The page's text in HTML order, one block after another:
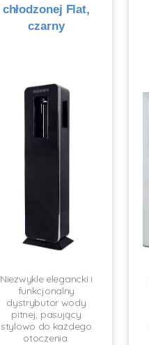
chłodzonej Flat,
czarny
Niezwykle elegancki i
funkcjonalny
dystrybutor wody
pitnej, pasujący
stylowo do każdego
otoczenia.